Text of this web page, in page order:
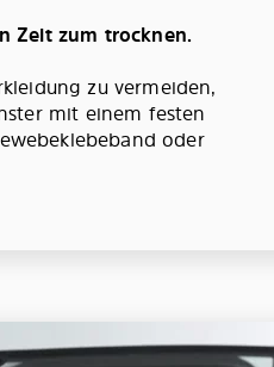
Zeit zum trocknen.
zu vermeiden,
mit einem festen
oder